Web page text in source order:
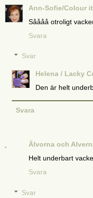
Ann-Sofie/Colour it
Såååå otroligt
Svara
Svar
Helena / Lacky
Den är helt
Svara
Älvorna och
Helt underbart
Svara
Svar